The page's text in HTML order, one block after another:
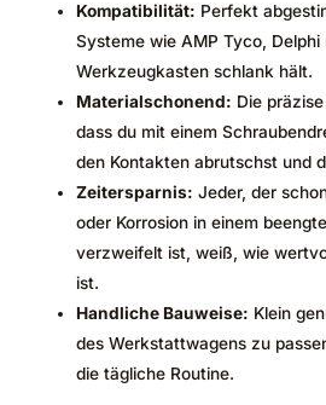
Kompatibilität: Perfekt
Systeme wie AMP Tyco, Delphi
Werkzeugkasten schlank hält.
Materialschonend: Die
dass du mit einem
den Kontakten abrutschst und
Zeitersparnis: Jeder, der
oder Korrosion in einem
verzweifelt ist, weiß, wie
ist.
Handliche Bauweise: Klein
des Werkstattwagens zu
die tägliche Routine.